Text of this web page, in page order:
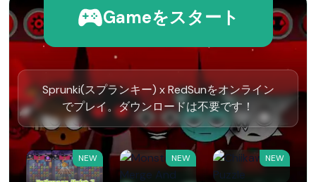
Gameをスタート
Sprunki(スプランキー) x RedSunをオンライン
でプレイ。ダウンロードは不要です！
NEW NEW NEW